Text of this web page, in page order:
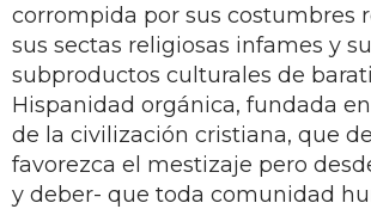
corrompida por sus costumbres
sus sectas religiosas infames y
subproductos culturales de
Hispanidad orgánica, fundada
de la civilización cristiana, que
favorezca el mestizaje pero
y deber- que toda comunidad